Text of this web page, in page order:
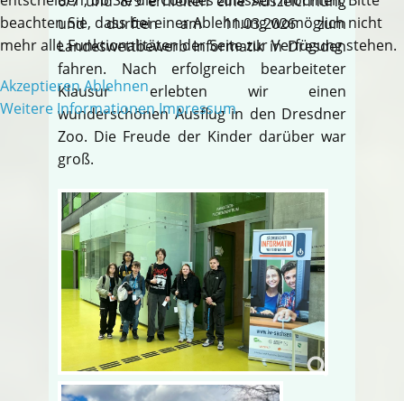
und durften am 11.03.2026 zum
Landeswettbewerb Informatik in Dresden
fahren. Nach erfolgreich bearbeiteter
Klausur erlebten wir einen
wunderschönen Ausflug in den Dresdner
Zoo. Die Freude der Kinder darüber war
groß.
beachten Sie, dass bei einer Ablehnung womöglich nicht
mehr alle Funktionalitäten der Seite zur Verfügung stehen.
AkzeptierenAblehnen
Weitere Informationen Impressum